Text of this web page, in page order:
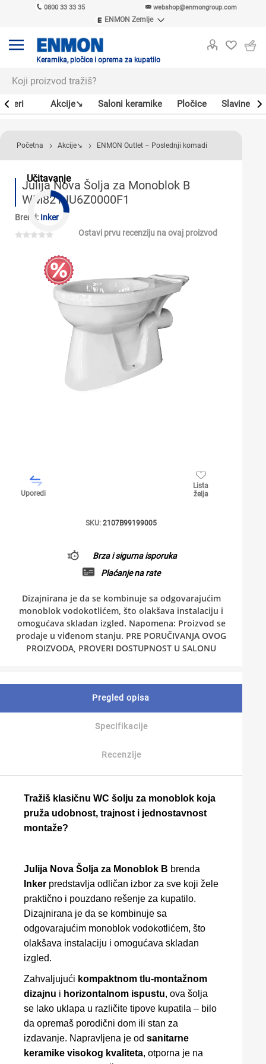
0800 33 33 35 webshop@enmongroup.com
ENMON Zemlje
ENMON MKD
Keramika, pločice i oprema za kupatilo
Akcije↘ Saloni keramike Pločice Slavine
Učitavanje
Početna Akcije↘ ENMON Outlet – Poslednji komadi
Julija Nova Šolja za Monoblok B
WM821JU6Z0000F1
Brend: Inker
Ostavi prvu recenziju na ovaj proizvod
Uporedi
Lista
želja
SKU: 2107B99199005
Brza i sigurna isporuka
Plaćanje na rate
Dizajnirana je da se kombinuje sa odgovarajućim
monoblok vodokotlićem, što olakšava instalaciju i
omogućava skladan izgled. Napomena: Proizvod se
prodaje u viđenom stanju. PRE PORUČIVANJA OVOG
PROIZVODA, PROVERI DOSTUPNOST U SALONU
Pregled opisa
Specifikacije
Recenzije
Tražiš klasičnu WC šolju za monoblok koja
pruža udobnost, trajnost i jednostavnost
montaže?
Julija Nova Šolja za Monoblok B brenda
Inker predstavlja odličan izbor za sve koji žele
praktično i pouzdano rešenje za kupatilo.
Dizajnirana je da se kombinuje sa
odgovarajućim monoblok vodokotlićem, što
olakšava instalaciju i omogućava skladan
izgled.
Zahvaljujući kompaktnom tlu-montažnom
dizajnu i horizontalnom ispustu, ova šolja
se lako uklapa u različite tipove kupatila – bilo
da opremaš porodični dom ili stan za
izdavanje. Napravljena je od sanitarne
keramike visokog kvaliteta, otporna je na